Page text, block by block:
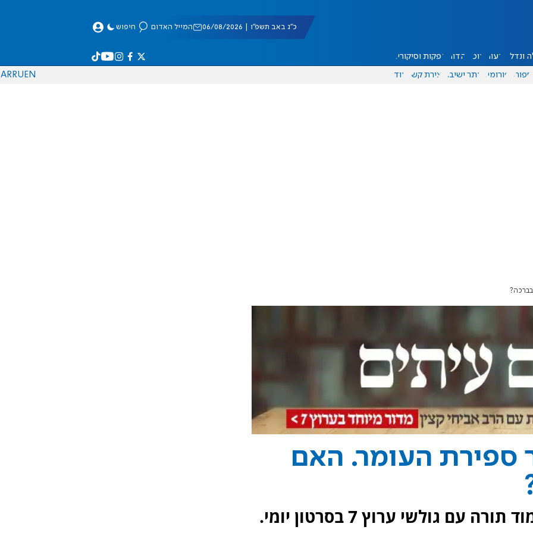
כ"ג באב תשפ"ו | 06/08/2026 המייל האדום חיפוש
ונדל"ן דעות אוכל יהדות הפקות וסיקורים
ספורט פורומים אתר ישיבה יצירת קשר עוד EN
RU
AR
ספירת העומר. האם
הרב אביחי קצין קובע עתים ללימוד תורה עם גולשי ערוץ 7 בסרטון יומי.